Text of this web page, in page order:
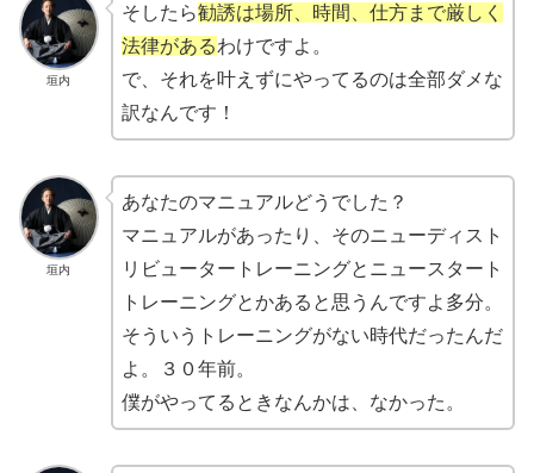
垣内
そしたら勧誘は場所、時間、仕方まで厳しく
法律があるわけですよ。
で、それを叶えずにやってるのは全部ダメな
訳なんです！
垣内
あなたのマニュアルどうでした？
マニュアルがあったり、そのニューディスト
リビュータートレーニングとニュースタート
トレーニングとかあると思うんですよ多分。
そういうトレーニングがない時代だったんだ
よ。３０年前。
僕がやってるときなんかは、なかった。